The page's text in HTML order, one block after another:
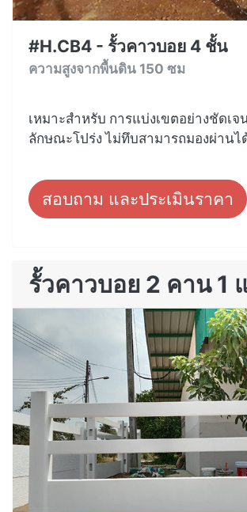
#H.CB4 - รั้วคาวบอย 4 ชั้น
ความสูงจากพื้นดิน 150 ซม
เหมาะสำหรับ การแบ่งเขตอย่างชัดเจ
ลักษณะโปร่ง ไม่ทึบสามารถมองผ่านไ
สอบถาม และประเมินราคา
รั้วคาวบอย 2 คาน 1